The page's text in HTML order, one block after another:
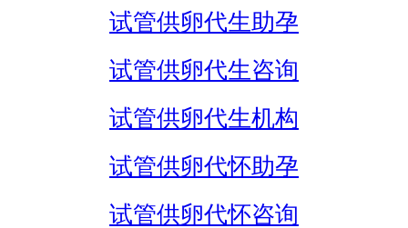
试管供卵代生助孕
试管供卵代生咨询
试管供卵代生机构
试管供卵代怀助孕
试管供卵代怀咨询